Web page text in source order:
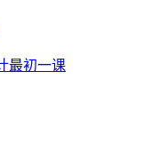
最初一课